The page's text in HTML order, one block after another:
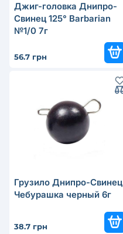
Джиг-головка Днипро-
Свинец 125° Barbarian
№1/0 7г
56.7 грн
Грузило Днипро-Свинец
Чебурашка черный 6г
38.7 грн